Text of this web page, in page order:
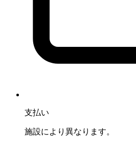
支払い
施設により異なります。